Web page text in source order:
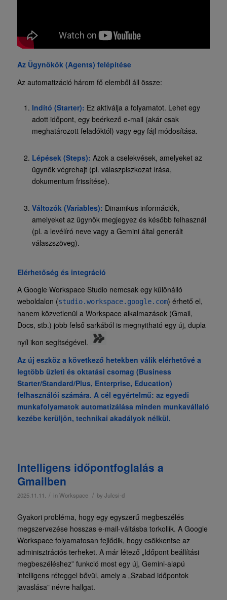
Az Ügynökök (Agents) felépítése
Az automatizáció három fő elemből áll össze:
Indító (Starter): Ez aktiválja a folyamatot. Lehet egy
adott időpont, egy beérkező e-mail (akár csak
meghatározott feladóktól) vagy egy fájl módosítása.
Lépések (Steps): Azok a cselekvések, amelyeket az
ügynök végrehajt (pl. válaszpiszkozat írása,
dokumentum frissítése).
Változók (Variables): Dinamikus információk,
amelyeket az ügynök megjegyez és később felhasznál
(pl. a levélíró neve vagy a Gemini által generált
válaszszöveg).
Elérhetőség és integráció
A Google Workspace Studio nemcsak egy különálló
weboldalon (studio.workspace.google.com) érhető el,
hanem közvetlenül a Workspace alkalmazások (Gmail,
Docs, stb.) jobb felső sarkából is megnyitható egy új, dupla
nyíl ikon segítségével.
Az új eszköz a következő hetekben válik elérhetővé a
legtöbb üzleti és oktatási csomag (Business
Starter/Standard/Plus, Enterprise, Education)
felhasználói számára. A cél egyértelmű: az egyedi
munkafolyamatok automatizálása minden munkavállaló
kezébe kerüljön, technikai akadályok nélkül.
Intelligens időpontfoglalás a
Gmailben
2025.11.11. / inWorkspace / by Julcsi-d
Gyakori probléma, hogy egy egyszerű megbeszélés
megszervezése hosszas e-mail-váltásba torkollik. A Google
Workspace folyamatosan fejlődik, hogy csökkentse az
adminisztrációs terheket. A már létező „Időpont beállítási
megbeszéléshez” funkció most egy új, Gemini-alapú
intelligens réteggel bővül, amely a „Szabad időpontok
javaslása” névre hallgat.